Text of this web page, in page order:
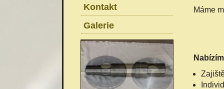
Máme
Kontakt
Galerie